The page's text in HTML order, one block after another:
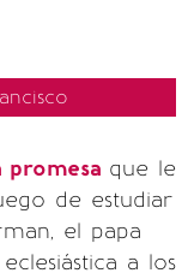
promesa que le
de estudiar
el papa
a los